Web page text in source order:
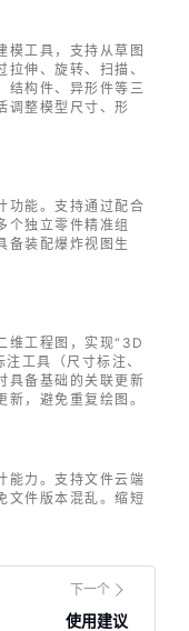
模工具，支持从草图
伸、旋转、扫描、
结构件、异形件等三
调整模型尺寸、形
功能。支持通过配合
个独立零件精准组
备装配爆炸视图生
维工程图，实现“3D
工具（尺寸标注、
具备基础的关联更新
，避免重复绘图。
能力。支持文件云端
文件版本混乱。缩短
下一个
使用建议